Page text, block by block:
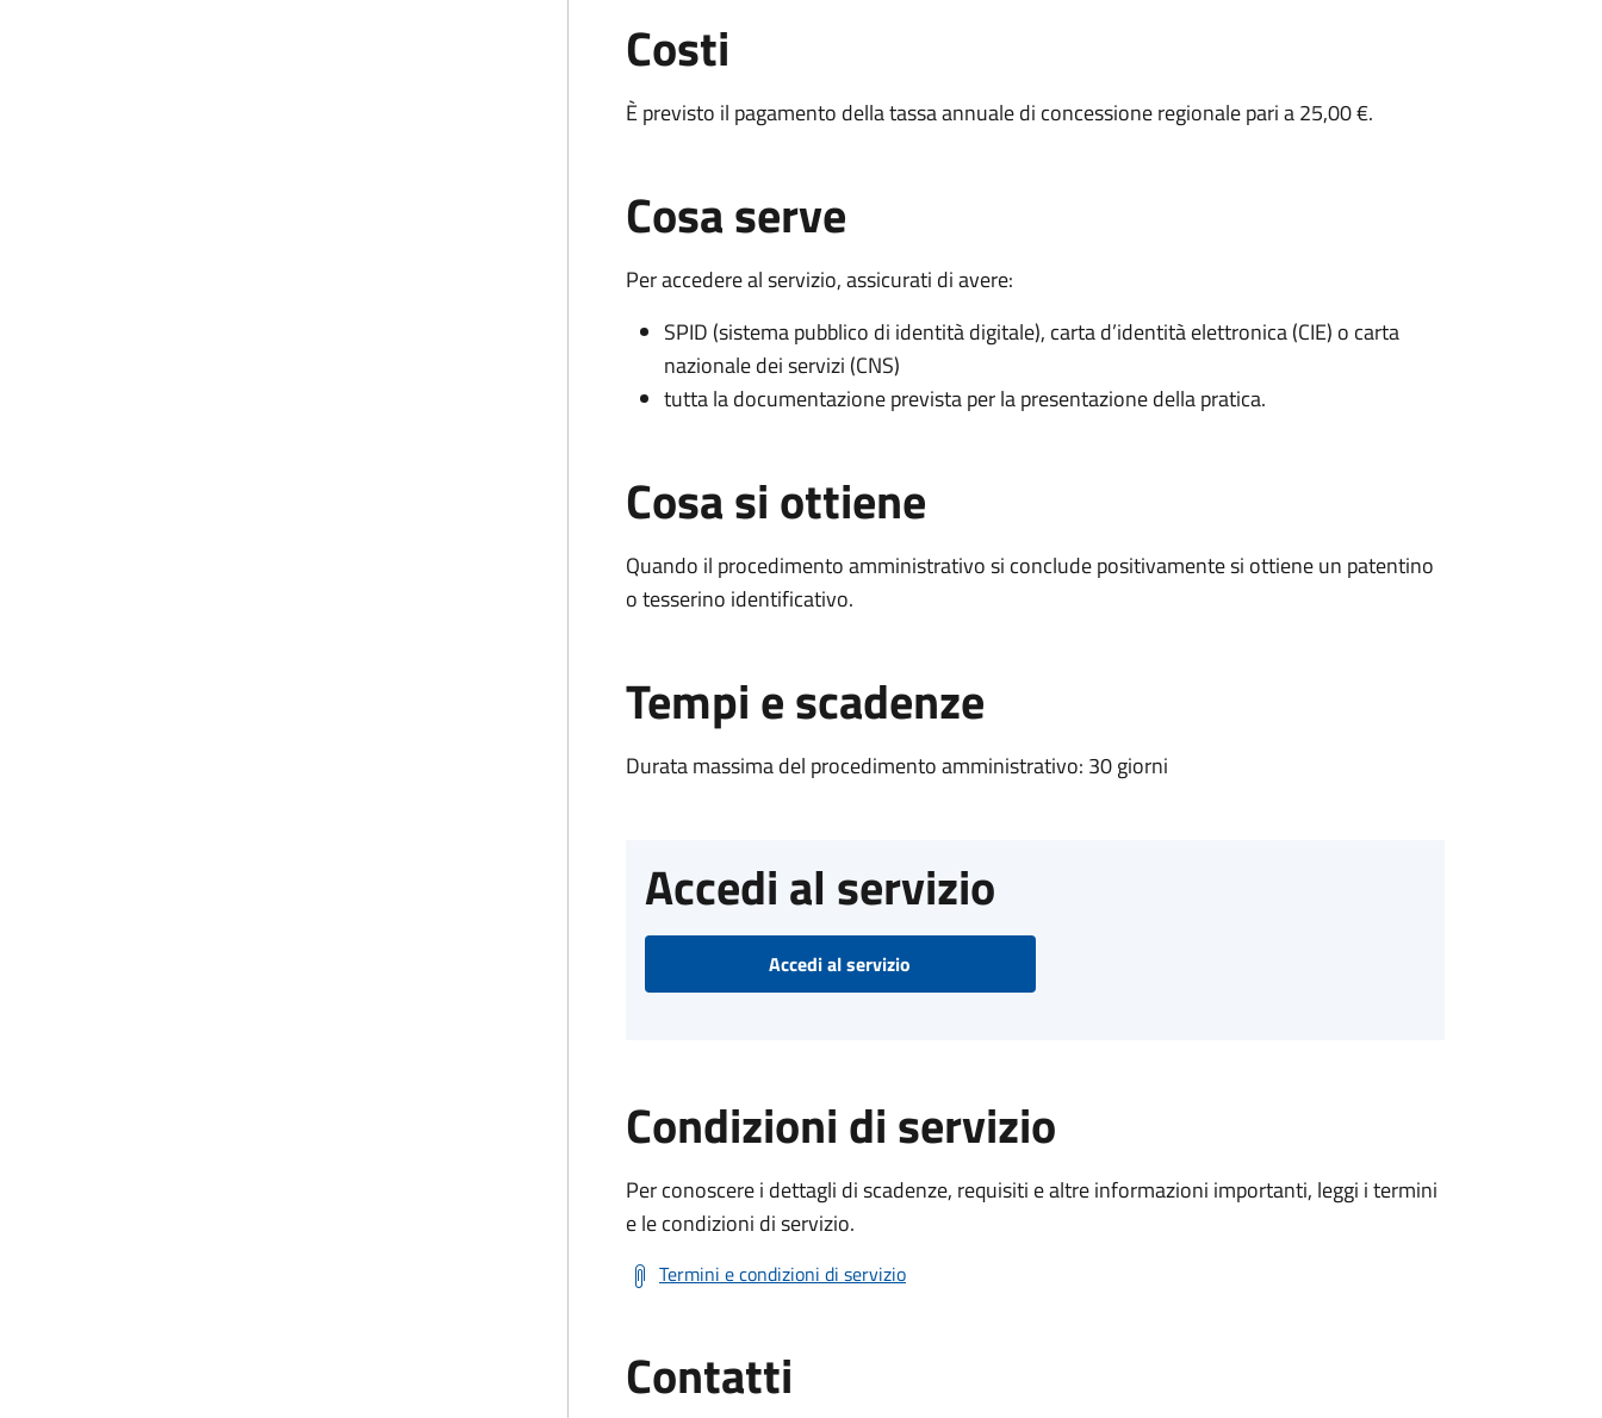
Costi
È previsto il pagamento della tassa annuale di concessione regionale pari a 25,00 €.
Cosa serve
Per accedere al servizio, assicurati di avere:
SPID (sistema pubblico di identità digitale), carta d’identità elettronica (CIE) o carta
nazionale dei servizi (CNS)
tutta la documentazione prevista per la presentazione della pratica.
Cosa si ottiene
Quando il procedimento amministrativo si conclude positivamente si ottiene un patentino
o tesserino identificativo.
Tempi e scadenze
Durata massima del procedimento amministrativo: 30 giorni
Accedi al servizio
Accedi al servizio
Condizioni di servizio
Per conoscere i dettagli di scadenze, requisiti e altre informazioni importanti, leggi i termini
e le condizioni di servizio.
Termini e condizioni di servizio
Contatti